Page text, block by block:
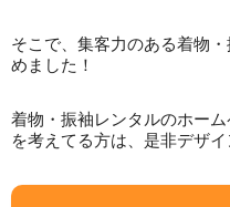
そこで、集客力のある着物
めました！
着物・振袖レンタルのホー
を考えてる方は、是非デザ